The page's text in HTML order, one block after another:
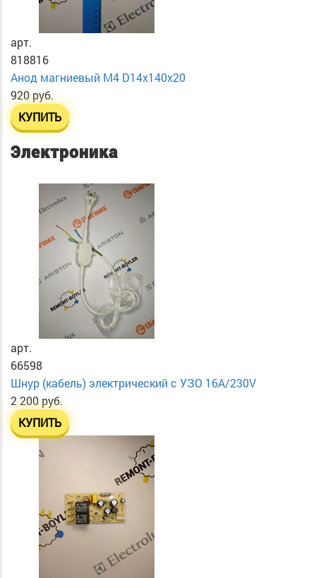
арт.
818816
Анод магниевый М4 D14х140х20
920 руб.
КУПИТЬ
Электроника
арт.
66598
Шнур (кабель) электрический с УЗО 16А/230V
2 200 руб.
КУПИТЬ